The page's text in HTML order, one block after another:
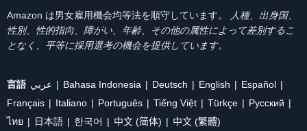
Amazon は男女雇用機会均等法を順守しています。
人種、出身国、
性別、性的指向、障がい、年齢、その他の属性によって差別するこ
となく、平等に採用選考の機会を提供しています。
言語 عربي Bahasa Indonesia Deutsch English
Español
Français
Italiano Português Tiếng Việt Türkçe
Ρусский
ไทย
日本語 한국어 中文 (简体) 中文 (繁體)